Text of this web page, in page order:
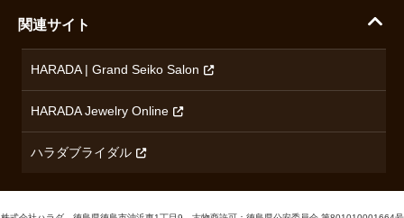
ブランド一覧を見る
関連サイト
HARADA | Grand Seiko Salon
HARADA Jewelry Online
ハラダブライダル
Cookieの利用について
当サイトでは、サービス向上のためCookieを使用しています。詳しく